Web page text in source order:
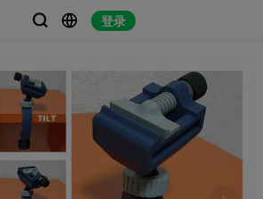
  登录